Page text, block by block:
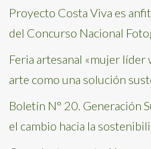
Proyecto Costa Viva es
del Concurso Nacional
Feria artesanal «mujer líder
arte como una solución
Boletín N° 20. Generación
el cambio hacia la